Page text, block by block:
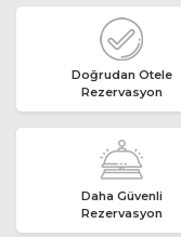
Doğrudan Otele
Rezervasyon
Daha Güvenli
Rezervasyon